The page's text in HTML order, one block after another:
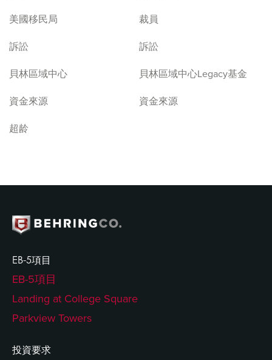
美國移民局
裁員
訴訟
訴訟
貝林區域中心
貝林區域中心Legacy基金
資金來源
資金來源
超龄
EB-5項目
EB-5項目
Landing at College Square
Parkview Towers
投資要求